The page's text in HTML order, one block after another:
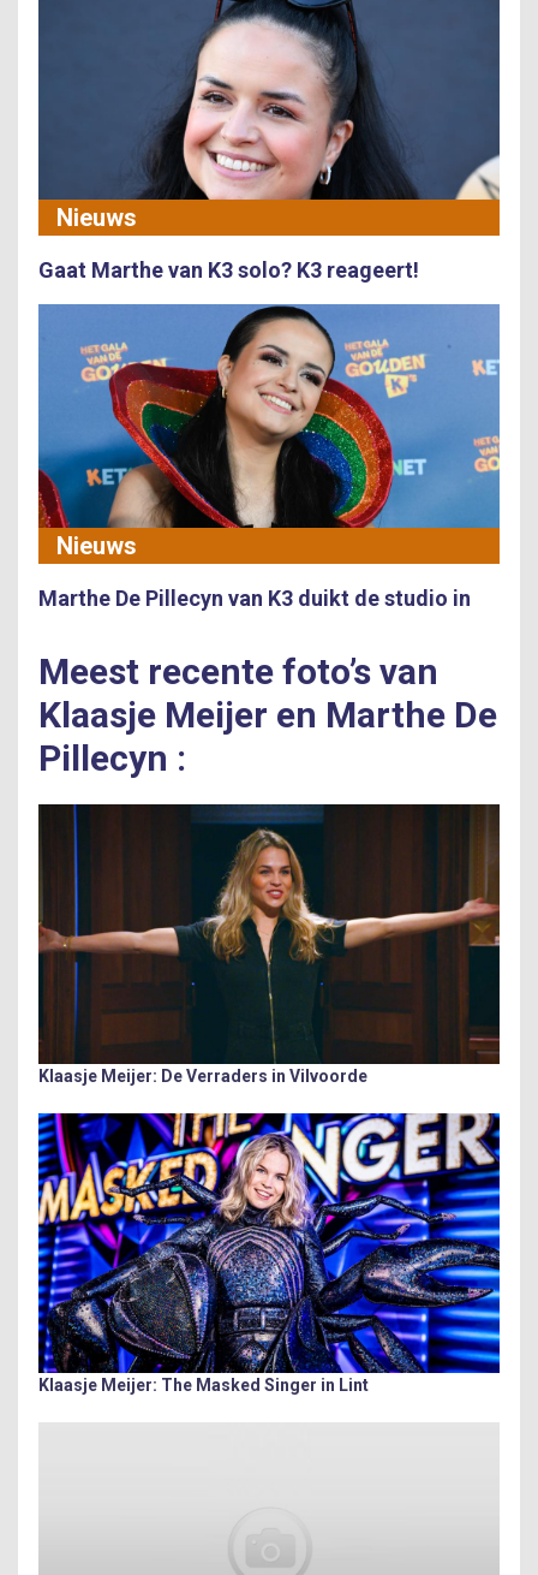
Nieuws
Gaat Marthe van K3 solo? K3 reageert!
Nieuws
Marthe De Pillecyn van K3 duikt de studio in
Meest recente foto’s van
Klaasje Meijer en Marthe De
Pillecyn :
Klaasje Meijer: De Verraders in Vilvoorde
Klaasje Meijer: The Masked Singer in Lint